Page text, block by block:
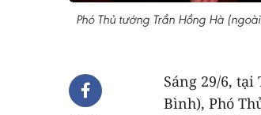
Phó Thủ tướng Trần Hồng Hà
Sáng 29/6,
Bình), Phó